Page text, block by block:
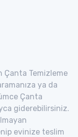
Çanta Temizleme
ya da
Çanta
giderebilirsiniz.
evinize teslim